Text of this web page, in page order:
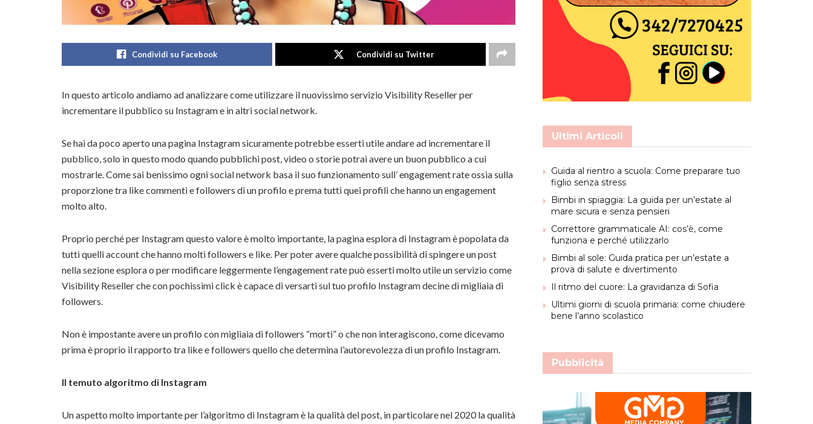
Condividi su Facebook Condividi su Twitter
In questo articolo andiamo ad analizzare come utilizzare il nuovissimo servizio Visibility Reseller per
incrementare il pubblico su Instagram e in altri social network.
Se hai da poco aperto una pagina Instagram sicuramente potrebbe esserti utile andare ad incrementare il
pubblico, solo in questo modo quando pubblichi post, video o storie potrai avere un buon pubblico a cui
mostrarle. Come sai benissimo ogni social network basa il suo funzionamento sull’ engagement rate ossia sulla
proporzione tra like commenti e followers di un profilo e prema tutti quei profili che hanno un engagement
molto alto.
Proprio perché per Instagram questo valore è molto importante, la pagina esplora di Instagram è popolata da
tutti quelli account che hanno molti followers e like. Per poter avere qualche possibilità di spingere un post
nella sezione esplora o per modificare leggermente l’engagement rate può esserti molto utile un servizio come
Visibility Reseller che con pochissimi click è capace di versarti sul tuo profilo Instagram decine di migliaia di
followers.
Non è impostante avere un profilo con migliaia di followers “morti” o che non interagiscono, come dicevamo
prima è proprio il rapporto tra like e followers quello che determina l’autorevolezza di un profilo Instagram.
Il temuto algoritmo di Instagram
Un aspetto molto importante per l’algoritmo di Instagram è la qualità del post, in particolare nel 2020 la qualità
Ultimi Articoli
Guida al rientro a scuola: Come preparare tuo
figlio senza stress
Bimbi in spiaggia: La guida per un’estate al
mare sicura e senza pensieri
Correttore grammaticale AI: cos’è, come
funziona e perché utilizzarlo
Bimbi al sole: Guida pratica per un’estate a
prova di salute e divertimento
Il ritmo del cuore: La gravidanza di Sofia
Ultimi giorni di scuola primaria: come chiudere
bene l’anno scolastico
Pubblicità